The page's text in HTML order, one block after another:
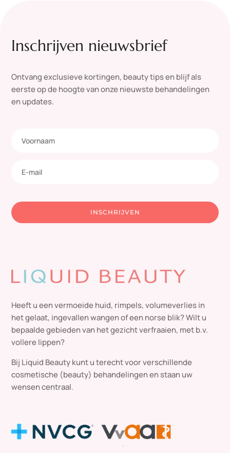
Inschrijven nieuwsbrief
Ontvang exclusieve kortingen, beauty tips en blijf als
eerste op de hoogte van onze nieuwste behandelingen
en updates.
INSCHRIJVEN
Heeft u een vermoeide huid, rimpels, volumeverlies in
het gelaat, ingevallen wangen of een norse blik? Wilt u
bepaalde gebieden van het gezicht verfraaien, met b.v.
vollere lippen?
Bij Liquid Beauty kunt u terecht voor verschillende
cosmetische (beauty) behandelingen en staan uw
wensen centraal.